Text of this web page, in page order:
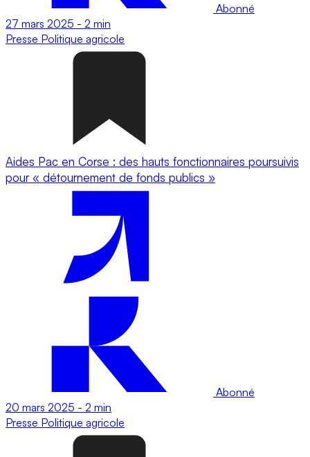
Abonné
27 mars 2025 - 2 min
Presse Politique agricole
Aides Pac en Corse : des hauts fonctionnaires poursuivis
pour « détournement de fonds publics »
Abonné
20 mars 2025 - 2 min
Presse Politique agricole